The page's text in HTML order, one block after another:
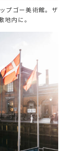
プゴー美術館。ザ
内に。